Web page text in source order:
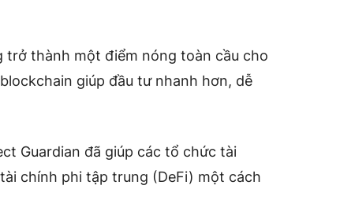
thành một điểm nóng toàn cầu cho
giúp đầu tư nhanh hơn, dễ
Guardian đã giúp các tổ chức tài
chính phi tập trung (DeFi) một cách